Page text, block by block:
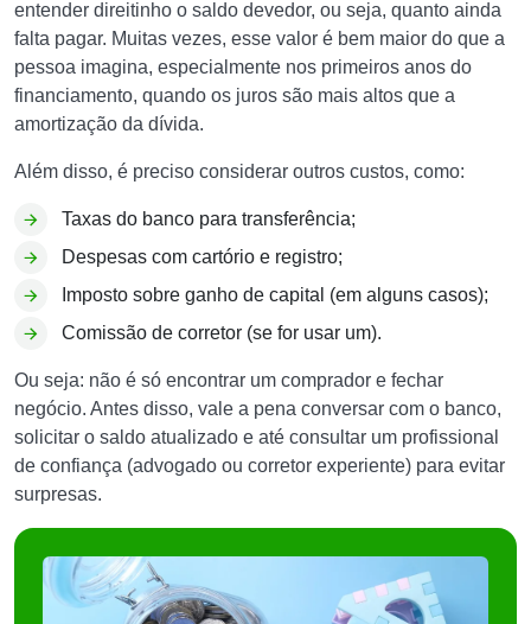
entender direitinho o saldo devedor, ou seja, quanto ainda
falta pagar. Muitas vezes, esse valor é bem maior do que a
pessoa imagina, especialmente nos primeiros anos do
financiamento, quando os juros são mais altos que a
amortização da dívida.
Além disso, é preciso considerar outros custos, como:
Taxas do banco para transferência;
Despesas com cartório e registro;
Imposto sobre ganho de capital (em alguns casos);
Comissão de corretor (se for usar um).
Ou seja: não é só encontrar um comprador e fechar
negócio. Antes disso, vale a pena conversar com o banco,
solicitar o saldo atualizado e até consultar um profissional
de confiança (advogado ou corretor experiente) para evitar
surpresas.